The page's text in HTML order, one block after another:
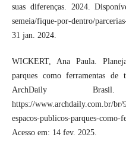
suas diferenças. 2024.
semeia/fique-por-dentro/
31 jan. 2024.
WICKERT, Ana Paula.
parques como ferramentas de
ArchDaily
https://www.archdaily.com.br/br/
espacos-publicos-parques-como-
Acesso em: 14 fev. 2025.